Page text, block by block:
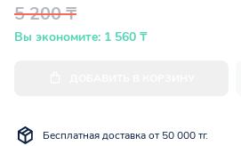
5 200 ₸
Вы экономите: 1 560 ₸
Бесплатная доставка от 50 000 тг.